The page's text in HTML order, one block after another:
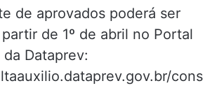
de aprovados poderá ser
de 1º de abril no Portal
Dataprev:
cons